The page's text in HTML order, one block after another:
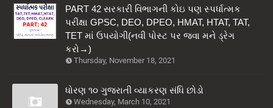
PART 42 સરકારી વિભાગની કોઇ પણ સ્પર્ધાત્મક
પરીક્ષા GPSC, DEO, DPEO, HMAT, HTAT, TAT,
TET માં ઉપયોગી(નવી પોસ્ટ પર જવા મને ડ્રેગ
કરો→)
Thursday, November 18, 2021
ધોરણ ૧૦ ગુજરાતી વ્યાકરણ સંધિ છોડો
Wednesday, March 10, 2021